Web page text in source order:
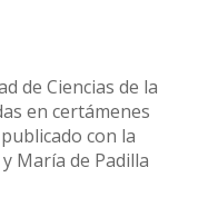
de Ciencias de la
en certámenes
con la
María de Padilla